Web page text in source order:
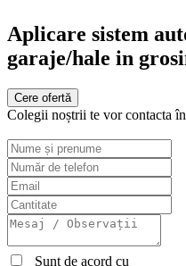
Aplicare sistem
garaje/hale in
Cere ofertă
Colegii noștrii te vor contacta
Sunt de acord cu